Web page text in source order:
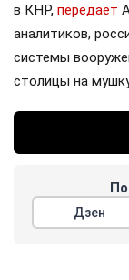
в КНР, передаёт
аналитиков,
системы
столицы на
Дзен